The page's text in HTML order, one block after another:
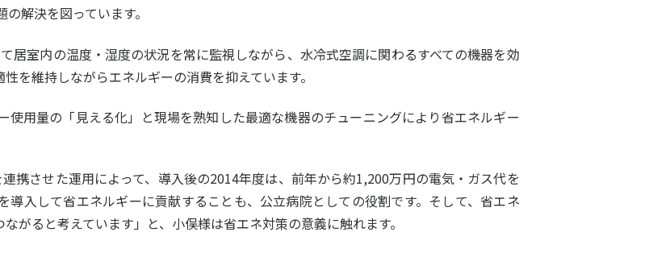
解決を図っています。
居室内の温度・湿度の状況を常に監視しながら、水冷式空調に関わるすべての機器を効
を維持しながらエネルギーの消費を抑えています。
使用量の「見える化」と現場を熟知した最適な機器のチューニングにより省エネルギー
携させた運用によって、導入後の2014年度は、前年から約1,200万円の電気・ガス代を
導入して省エネルギーに貢献することも、公立病院としての役割です。そして、省エネ
がると考えています」と、小俣様は省エネ対策の意義に触れます。